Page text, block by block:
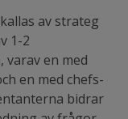
av strateg
1-2
en med
en med chefs-
bidrar